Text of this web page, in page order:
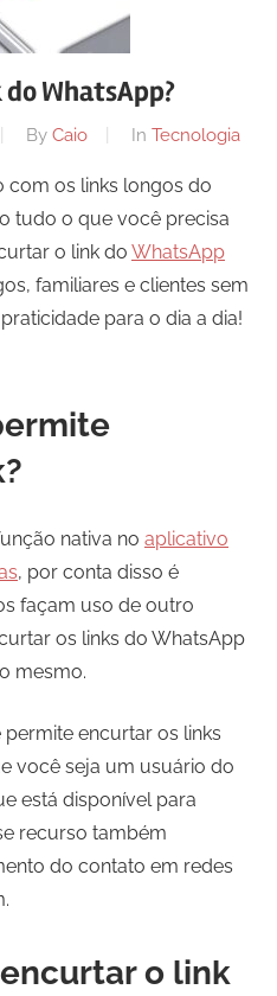
WhatsApp?
By Caio In Tecnologia
com os links longos do
tudo o que você precisa
o link do WhatsApp
familiares e clientes sem
para o dia a dia!
nativa no aplicativo
, por conta disso é
façam uso de outro
os links do WhatsApp
mesmo.
encurtar os links
você seja um usuário do
está disponível para
recurso também
do contato em redes
o link